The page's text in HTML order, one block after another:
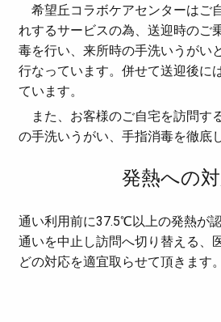
希望丘コラボケアセンターはご
れするサービスの為、送迎時のご
毒を行い、来所時の手洗いうがい
行なっています。併せて送迎後に
ています。
また、お客様のご自宅を訪問す
の手洗いうがい、手指消毒を徹底
発熱への
通い利用前に37.5℃以上の発熱が
通いを中止し訪問へ切り替える、
どの対応を適宜取らせて頂きます。